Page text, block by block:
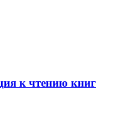
к чтению книг